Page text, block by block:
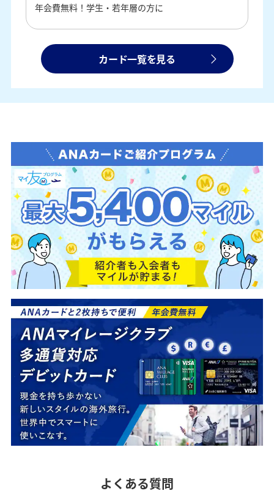
年会費無料！学生・若年層の方に
カード一覧を見る
よくある質問